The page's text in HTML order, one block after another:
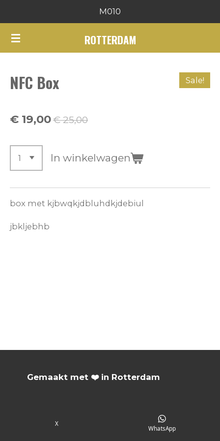
direct
naar
de
ROTTERDAM
M010
NFC Box Sale!
€ 19,00€ 25,00
In winkelwagen
box met kjbwqkjdbluhdkjdebiul
jbkljebhb
Gemaakt met ❤️ in Rotterdam
X
WhatsApp